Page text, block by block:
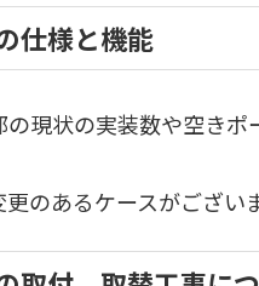
仕様と機能
現状の実装数や空き
のあるケースがござい